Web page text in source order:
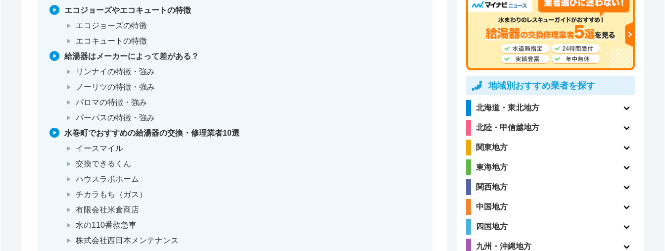
エコジョーズやエコキュートの特徴
エコジョーズの特徴
エコキュートの特徴
給湯器はメーカーによって差がある？
リンナイの特徴・強み
ノーリツの特徴・強み
パロマの特徴・強み
パーパスの特徴・強み
水巻町でおすすめの給湯器の交換・修理業者10選
イースマイル
交換できるくん
ハウスラボホーム
チカラもち（ガス）
有限会社米倉商店
水の110番救急車
株式会社西日本メンテナンス
地域別おすすめ業者を探す
北海道・東北地方
北陸・甲信越地方
関東地方
東海地方
関西地方
中国地方
四国地方
九州・沖縄地方